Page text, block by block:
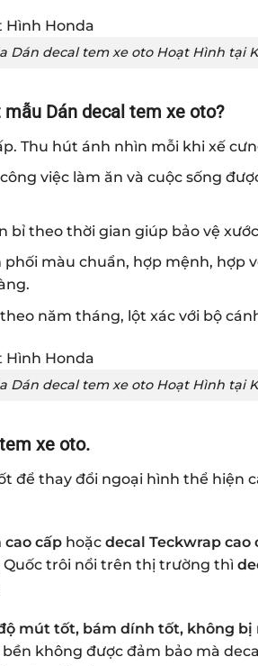
Dán decal tem xe oto Hoạt Hình tại
Dán decal tem xe oto?
Thu hút ánh nhìn mỗi khi xế
việc làm ăn và cuộc sống
bỉ theo thời gian giúp bảo vệ
màu chuẩn, hợp mệnh, hợp
năm tháng, lột xác với bộ
Dán decal tem xe oto Hoạt Hình tại
xe oto.
để thay đổi ngoại hình thể hiện
cao cấp hoặc decal Teckwrap cao
Quốc trôi nổi trên thị trường thì
mút tốt, bám dính tốt, không bị
không được đảm bảo mà